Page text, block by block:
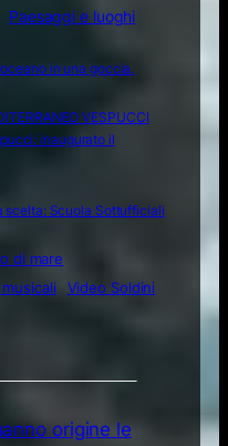
Paesaggi e luoghi
in una goccia.
VESPUCCI
inaugurato il
scelta: Scuola Sottufficiali
di mare
Video Soldini
origine le